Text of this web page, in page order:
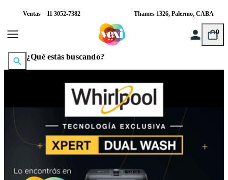
Ventas 11 3052-7382 Thames 1326, Palermo, CABA
0